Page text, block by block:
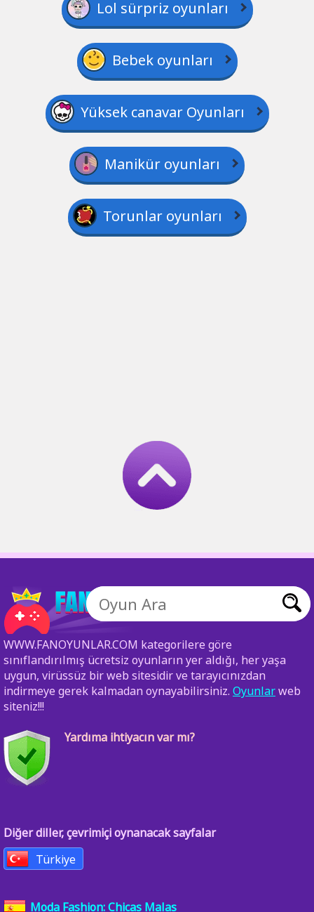
Lol sürpriz oyunları
Bebek oyunları
Yüksek canavar Oyunları
Manikür oyunları
Torunlar oyunları
WWW.FANOYUNLAR.COM kategorilere göre
sınıflandırılmış ücretsiz oyunların yer aldığı, her yaşa
uygun, virüssüz bir web sitesidir ve tarayıcınızdan
indirmeye gerek kalmadan oynayabilirsiniz. Oyunlarweb
siteniz!!!
Yardıma ihtiyacın var mı?
Diğer diller, çevrimiçi oynanacak sayfalar
Türkiye
Moda Fashion: Chicas Malas